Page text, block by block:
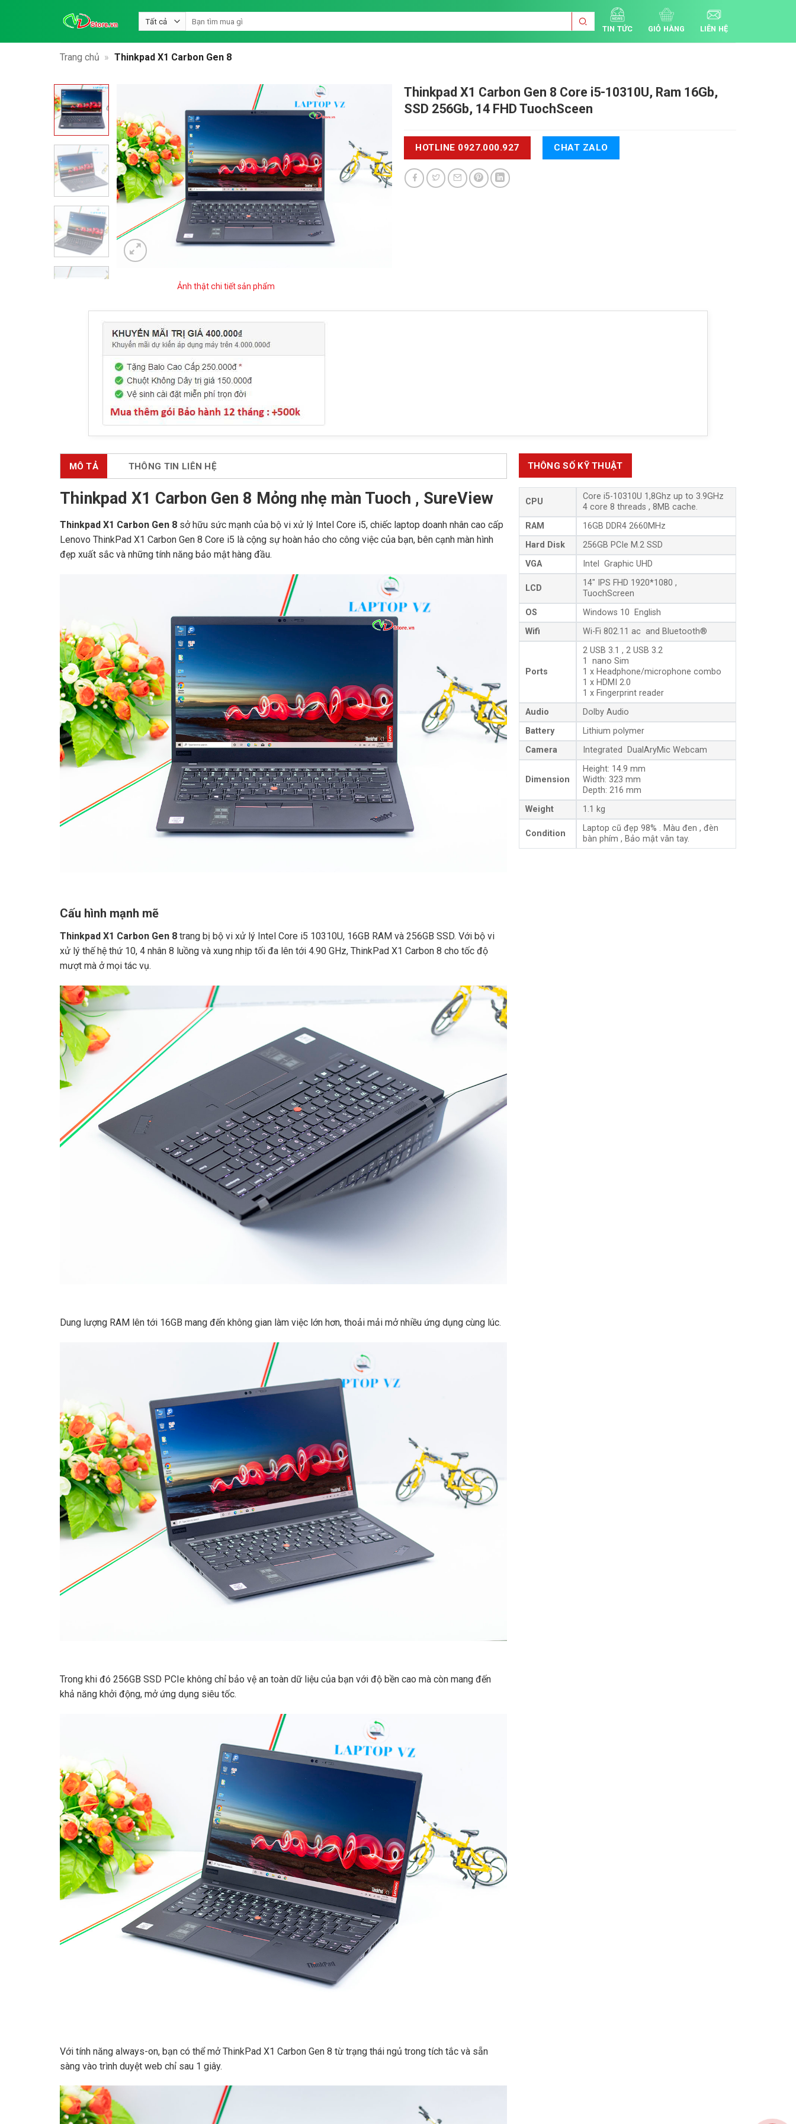
kiếm:
TIN TỨC GIỎ HÀNG LIÊN HỆ
Trang chủ » Thinkpad X1 Carbon Gen 8
Ảnh thật chi tiết sản phẩm
Thinkpad X1 Carbon Gen 8 Core i5-10310U, Ram 16Gb,
SSD 256Gb, 14 FHD TuochSceen
HOTLINE 0927.000.927 CHAT ZALO
MÔ TẢ THÔNG TIN LIÊN HỆ
Thinkpad X1 Carbon Gen 8 Mỏng nhẹ màn Tuoch , SureView
Thinkpad X1 Carbon Gen 8 sở hữu sức mạnh của bộ vi xử lý Intel Core i5, chiếc laptop doanh nhân cao cấp
Lenovo ThinkPad X1 Carbon Gen 8 Core i5 là cộng sự hoàn hảo cho công việc của bạn, bên cạnh màn hình
đẹp xuất sắc và những tính năng bảo mật hàng đầu.
Cấu hình mạnh mẽ
Thinkpad X1 Carbon Gen 8trang bị bộ vi xử lý Intel Core i5 10310U, 16GB RAM và 256GB SSD. Với bộ vi
xử lý thế hệ thứ 10, 4 nhân 8 luồng và xung nhịp tối đa lên tới 4.90 GHz, ThinkPad X1 Carbon 8 cho tốc độ
mượt mà ở mọi tác vụ.
Dung lượng RAM lên tới 16GB mang đến không gian làm việc lớn hơn, thoải mải mở nhiều ứng dụng cùng lúc.
Trong khi đó 256GB SSD PCIe không chỉ bảo vệ an toàn dữ liệu của bạn với độ bền cao mà còn mang đến
khả năng khởi động, mở ứng dụng siêu tốc.
Với tính năng always-on, bạn có thể mở ThinkPad X1 Carbon Gen 8 từ trạng thái ngủ trong tích tắc và sẵn
sàng vào trình duyệt web chỉ sau 1 giây.
THÔNG SỐ KỸ THUẬT
CPU
Core i5-10310U 1,8Ghz up to 3.9GHz
4 core 8 threads , 8MB cache.
RAM
16GB DDR4 2660MHz
Hard Disk
256GB PCIe M.2 SSD
VGA
Intel Graphic UHD
LCD
14″ IPS FHD 1920*1080 ,
TuochScreen
OS
Windows 10 English
Wifi
Wi-Fi 802.11 ac and Bluetooth®
Ports
2 USB 3.1 , 2 USB 3.2
1 nano Sim
1 x Headphone/microphone combo
1 x HDMI 2.0
1 x Fingerprint reader
Audio
Dolby Audio
Battery
Lithium polymer
Camera
Integrated DualAryMic Webcam
Dimension
Height: 14.9 mm
Width: 323 mm
Depth: 216 mm
Weight
1.1 kg
Condition
Laptop cũ đẹp 98% . Màu đen , đèn
bàn phím , Bảo mật vân tay.